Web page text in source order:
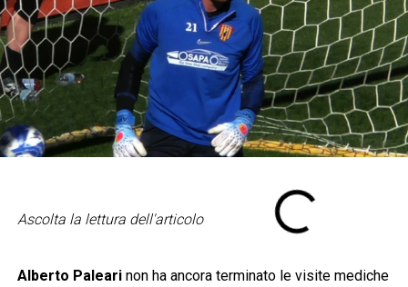
Ascolta la lettura dell'articolo
Alberto Paleari non ha ancora terminato le visite mediche